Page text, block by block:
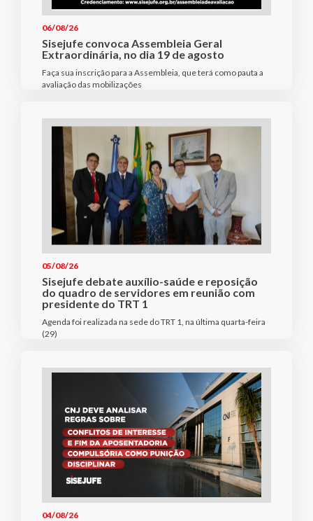
06/08/26
Sisejufe convoca Assembleia Geral
Extraordinária, no dia 19 de agosto
Faça sua inscrição para a Assembleia, que terá como pauta a
avaliação das mobilizações
05/08/26
Sisejufe debate auxílio-saúde e reposição
do quadro de servidores em reunião com
presidente do TRT 1
Agenda foi realizada na sede do TRT 1, na última quarta-feira
(29)
04/08/26